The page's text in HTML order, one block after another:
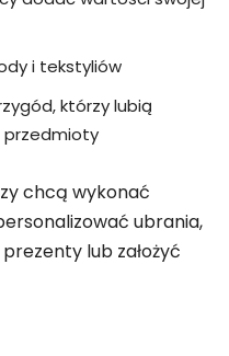
i tekstyliów
którzy lubią
przedmioty
chcą wykonać
ubrania,
lub założyć